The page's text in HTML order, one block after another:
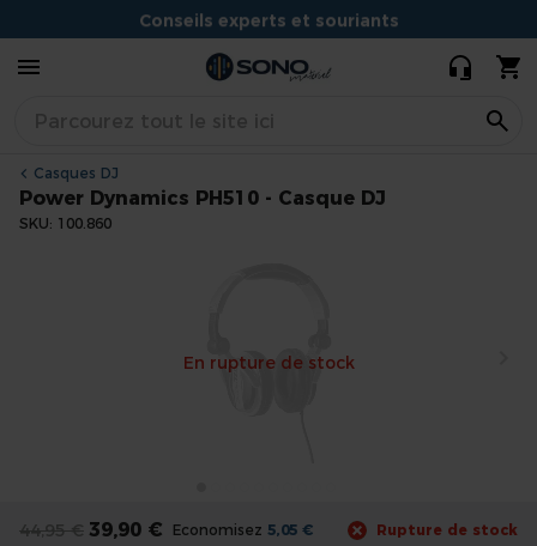
Conseils experts et souriants
Situé à Dijon
Casques DJ
Casque DJ
Power Dynamics PH510 - Casque DJ
SKU 100.860
39,90 €
44,95 € Economisez 5,05 € Rupture de stock
the
En rupture de stock